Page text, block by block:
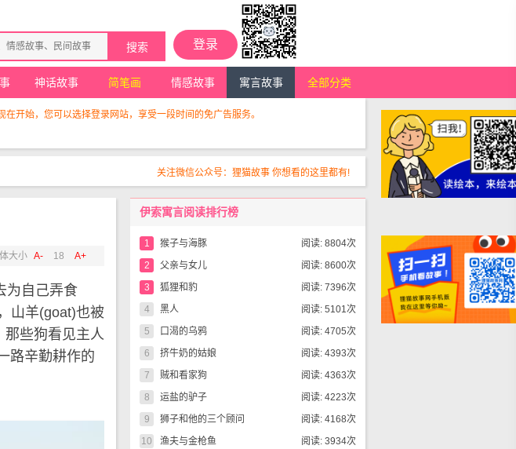
登录
神话故事 简笔画 情感故事 寓言故事 全部分类
开始，您可以选择登录网站，享受一段时间的免广告服务。
关注微信公众号：狸猫故事 你想看的这里都有!
大小 A- 18 A+
为自己弄食
山羊(goat)也被
那些狗看见主人
路辛勤耕作的
伊索寓言阅读排行榜
1 猴子与海豚
阅读: 8804次
2
父亲与女儿
阅读: 8600次
3
狐狸和豹
阅读: 7396次
4
黑人
阅读: 5101次
5
口渴的乌鸦
阅读: 4705次
6
挤牛奶的姑娘
阅读: 4393次
7
贼和看家狗
阅读: 4363次
8
运盐的驴子
阅读: 4223次
9
狮子和他的三个顾问
阅读: 4168次
10
渔夫与金枪鱼 阅读: 3934次